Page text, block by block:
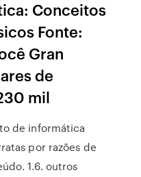
Conceitos
Fonte:
Gran
de
mil
de informática
por razões de
1.6. outros